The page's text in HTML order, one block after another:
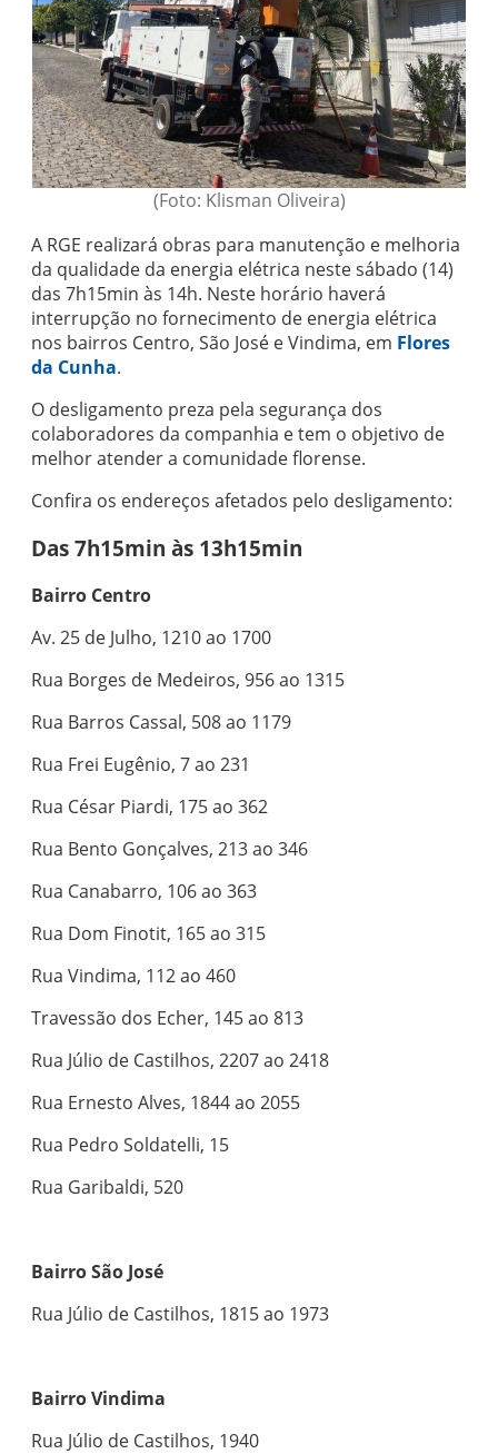
(Foto: Klisman Oliveira)
A RGE realizará obras para manutenção e melhoria
da qualidade da energia elétrica neste sábado (14)
das 7h15min às 14h. Neste horário haverá
interrupção no fornecimento de energia elétrica
nos bairros Centro, São José e Vindima, em Flores
da Cunha.
O desligamento preza pela segurança dos
colaboradores da companhia e tem o objetivo de
melhor atender a comunidade florense.
Confira os endereços afetados pelo desligamento:
Das 7h15min às 13h15min
Bairro Centro
Av. 25 de Julho, 1210 ao 1700
Rua Borges de Medeiros, 956 ao 1315
Rua Barros Cassal, 508 ao 1179
Rua Frei Eugênio, 7 ao 231
Rua César Piardi, 175 ao 362
Rua Bento Gonçalves, 213 ao 346
Rua Canabarro, 106 ao 363
Rua Dom Finotit, 165 ao 315
Rua Vindima, 112 ao 460
Travessão dos Echer, 145 ao 813
Rua Júlio de Castilhos, 2207 ao 2418
Rua Ernesto Alves, 1844 ao 2055
Rua Pedro Soldatelli, 15
Rua Garibaldi, 520
Bairro São José
Rua Júlio de Castilhos, 1815 ao 1973
Bairro Vindima
Rua Júlio de Castilhos, 1940